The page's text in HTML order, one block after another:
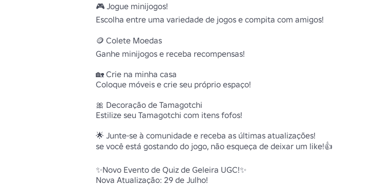
🎮 Jogue minijogos!
Escolha entre uma variedade de jogos e compita com amigos!
🪙 Colete Moedas
Ganhe minijogos e receba recompensas!
🏡 Crie na minha casa
Coloque móveis e crie seu próprio espaço!
🎀 Decoração de Tamagotchi
Estilize seu Tamagotchi com itens fofos!
🌟 Junte-se à comunidade e receba as últimas atualizações!
se você está gostando do jogo, não esqueça de deixar um like!👍
✨Novo Evento de Quiz de Geleira UGC!✨
Nova Atualização: 29 de Julho!